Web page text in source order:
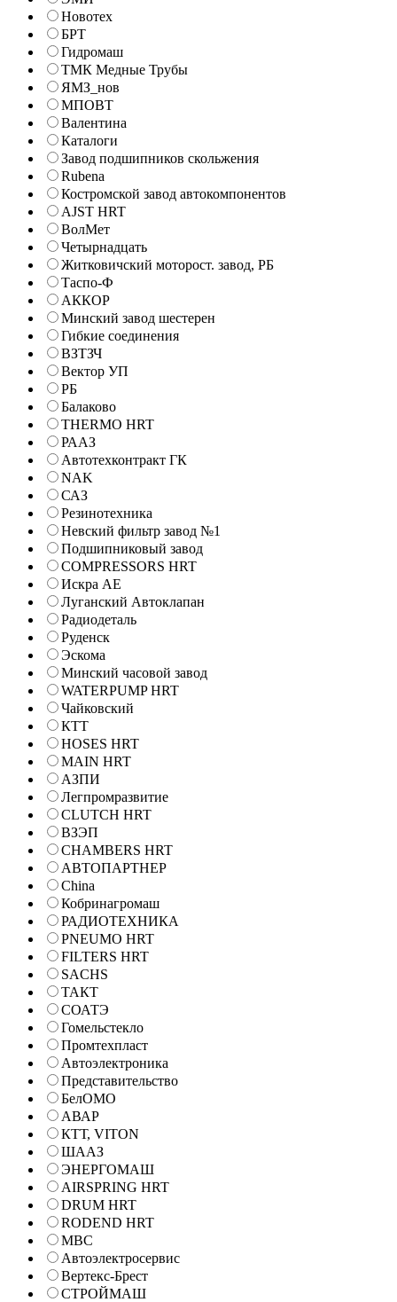
Новотех
БРТ
Гидромаш
ТМК Медные Трубы
ЯМЗ_нов
МПОВТ
Валентина
Каталоги
Завод подшипников скольжения
Rubena
Костромской завод автокомпонентов
AJST HRT
ВолМет
Четырнадцать
Житковичский моторост. завод, РБ
Таспо-Ф
АККОР
Минский завод шестерен
Гибкие соединения
ВЗТЗЧ
Вектор УП
РБ
Балаково
THERMO HRT
РААЗ
Автотехконтракт ГК
NAK
САЗ
Резинотехника
Невский фильтр завод №1
Подшипниковый завод
COMPRESSORS HRT
Искра АЕ
Луганский Автоклапан
Радиодеталь
Руденск
Эскома
Минский часовой завод
WATERPUMP HRT
Чайковский
КТТ
HOSES HRT
MAIN HRT
АЗПИ
Легпромразвитие
CLUTCH HRT
ВЗЭП
CHAMBERS HRT
АВТОПАРТНЕР
China
Кобринагромаш
РАДИОТЕХНИКА
PNEUMO HRT
FILTERS HRT
SACHS
ТАКТ
СОАТЭ
Гомельстекло
Промтехпласт
Автоэлектроника
Представительство
БелОМО
АВАР
КТТ, VITON
ШААЗ
ЭНЕРГОМАШ
AIRSPRING HRT
DRUM HRT
RODEND HRT
МВС
Автоэлектросервис
Вертекс-Брест
СТРОЙМАШ